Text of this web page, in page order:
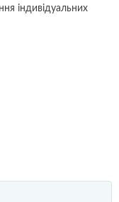
індивідуальних